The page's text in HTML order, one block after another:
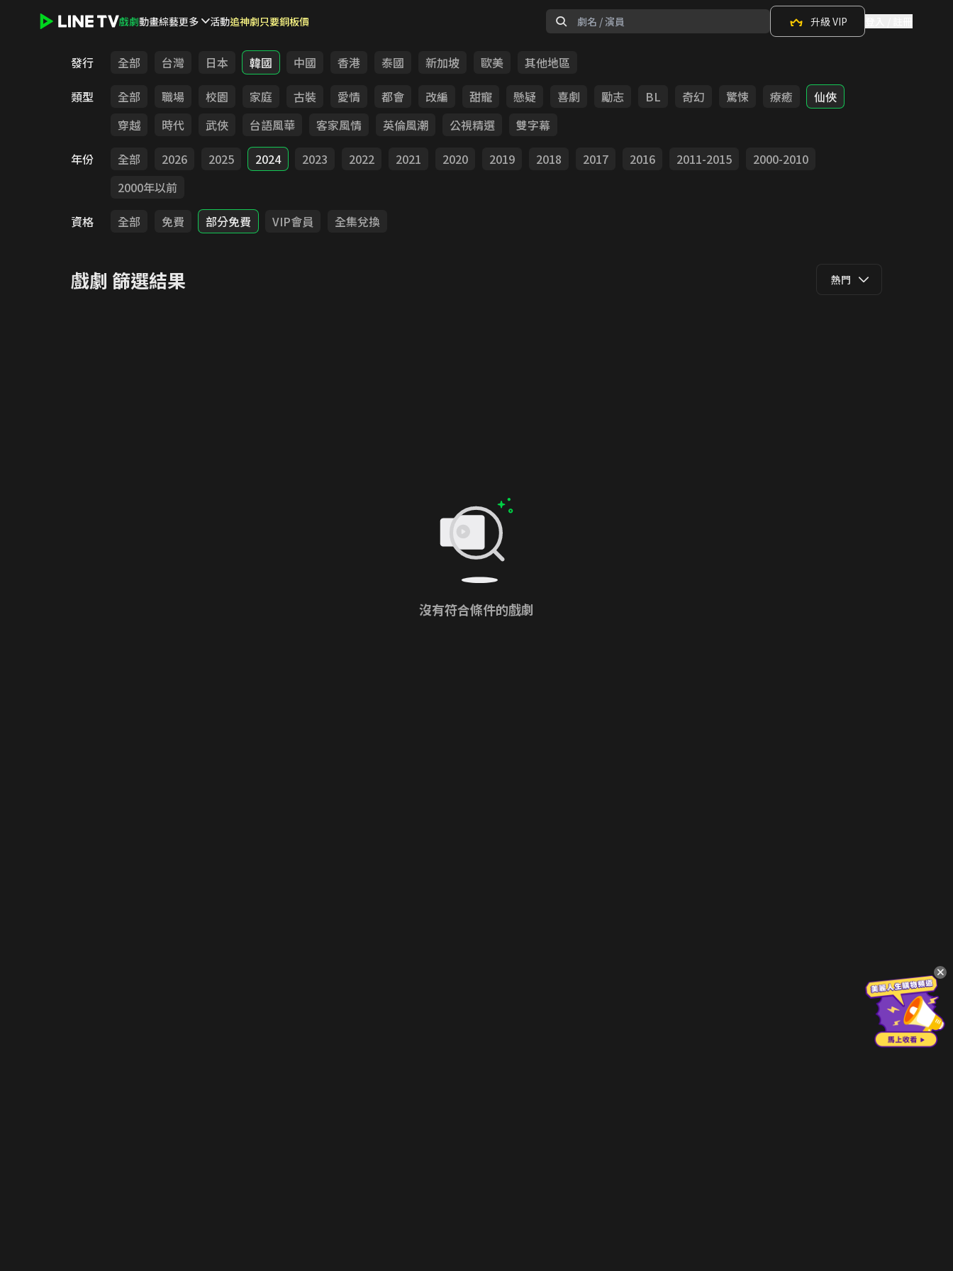
戲劇動畫綜藝更多 活動追神劇只要銅板價 升級 VIP
發行 全部 台灣 日本 韓國 中國 香港 泰國 新加坡 歐美
其他地區
類型
全部 職場 校園 家庭 古裝 愛情 都會 改編 甜寵 懸疑 喜劇 勵志 BL 奇幻 驚悚 療癒
仙俠
穿越
時代 武俠 台語風華 客家風情 英倫風潮 公視精選
雙字幕
年份
全部 2026 2025 2024 2023 2022 2021 2020 2019 2018 2017 2016 2011-2015
2000-2010
2000年以前
資格
全部 免費 部分免費 VIP會員 全集兌換
戲劇 篩選結果 熱門
沒有符合條件的戲劇